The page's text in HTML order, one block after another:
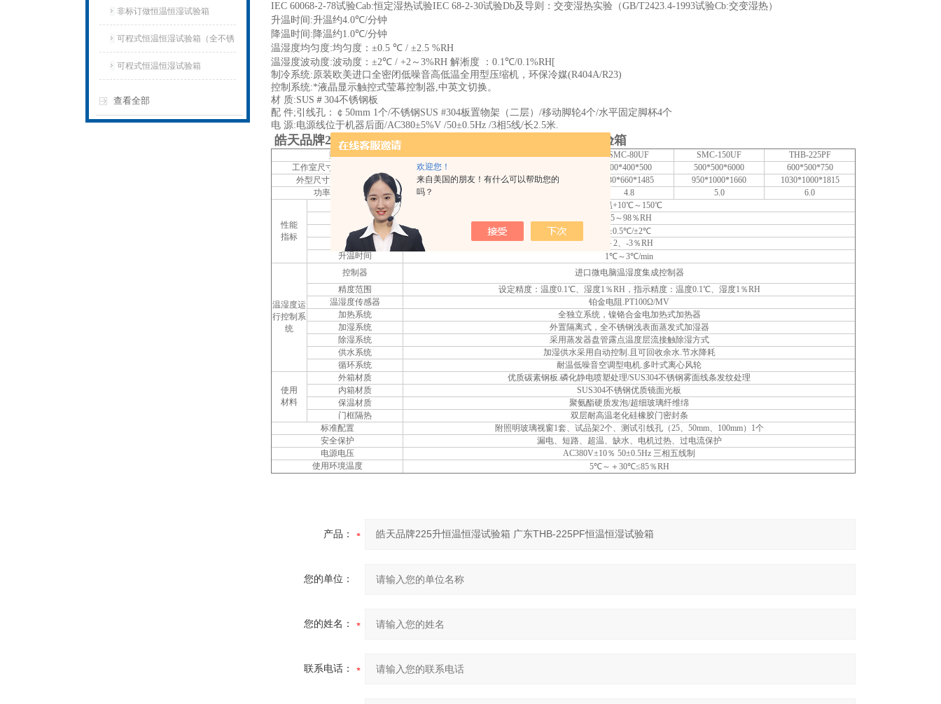
欢迎您！
来自美国的朋友！有什么可以帮助您的
吗？
非标订做恒温恒湿试验箱
可程式恒温恒湿试验箱（全不锈
钢）
可程式恒温恒湿试验箱
查看全部
IEC 60068-2-78试验Cab:恒定湿热试验IEC 68-2-30试验Db及导则：交变湿热实验（GB/T2423.4-1993试验Cb:交变湿热）
升温时间:升温约4.0℃/分钟
降温时间: 降温约1.0℃/分钟
温湿度均匀度:均匀度： ±0.5 ℃ / ±2.5 %RH
温湿度波动度:波动度： ±2℃ / +2 ～ 3%RH 解淅度 ： 0.1℃/0.1%RH[
制冷系统:原装欧美进口全密闭低噪音高低温全用型压缩机，环保冷媒(R404A/R23)
控制系统:*液晶显示触控式莹幕控制器,中英文切换。
材 质:SUS ＃ 304不锈钢板
配 件;引线孔：￠ 50mm 1个/不锈钢 SUS #304板置物架（二层） /移动脚轮4个/水平固定脚杯4个
电 源:电源线位于机器后面/AC380±5%V /50±0.5Hz /3相5线/长2.5米.
皓天品牌225升恒温恒湿试验箱 广东THB-225PF恒温恒湿试验箱
型号 SMC-36UF SMC-60UF SMC-80UF SMC-150UF
THB-225PF
工作室尺寸D×W×H(mm)
300*300*400 400*400*500 500*500*6000
600*500*750
外型尺寸D×W×H(mm)
770*500*1330 822*550*1580 930*660*1485 950*1000*1660
1030*1000*1815
功率（KW）
4.8 5.0 6.0
性能
指标
温度范围
室温+10℃～150℃
85～98％RH
波动/均匀度
±0.5℃/±2℃
湿度偏差
＋2、-3％RH
升温时间
1℃～3℃/min
温湿度运
行控制系
统
控制器
进口微电脑温湿度集成控制器
精度范围
设定精度：温度0.1℃、湿度1％RH，指示精度：温度0.1℃、湿度1％RH
温湿度传感器
铂金电阻.PT100Ω/MV
加热系统
全独立系统，镍铬合金电加热式加热器
加湿系统
外置隔离式，全不锈钢浅表面蒸发式加湿器
除湿系统
采用蒸发器盘管露点温度层流接触除湿方式
供水系统
加湿供水采用自动控制.且可回收余水.节水降耗
循环系统
耐温低噪音空调型电机.多叶式离心风轮
使用
材料
外箱材质
优质碳素钢板.磷化静电喷塑处理/SUS304不锈钢雾面线条发纹处理
内箱材质
SUS304不锈钢优质镜面光板
保温材质
聚氨酯硬质发泡/超细玻璃纤维绵
门框隔热
双层耐高温老化硅橡胶门密封条
标准配置
附照明玻璃视窗1套、试品架2个、测试引线孔（25、50mm、100mm）1个
安全保护
漏电、短路、超温、缺水、电机过热、过电流保护
电源电压
AC380V±10％ 50±0.5Hz 三相五线制
使用环境温度
5℃～＋30℃≤85％RH
产品：
您的单位：
您的姓名：
联系电话：